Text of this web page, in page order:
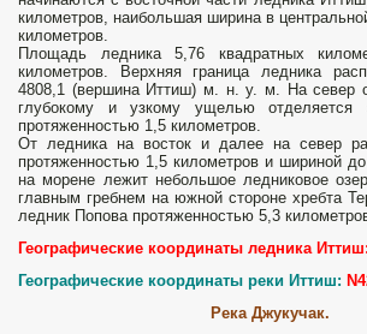
километров, наибольшая ширина в
километров.
Площадь ледника 5,76 квадратных
километров. Верхняя граница ледника
4808,1 (вершина Иттиш) м. н. у. м. На север
глубокому и узкому ущелью отделяется
протяженностью 1,5 километров.
От ледника на восток и далее на север
протяженностью 1,5 километров и шириной
на морене лежит небольшое ледниковое
главным гребнем на южной стороне хребта
ледник Попова протяженностью 5,3
Географические координаты ледника Иттиш:
Географические координаты реки Иттиш:
Река Джукучак.